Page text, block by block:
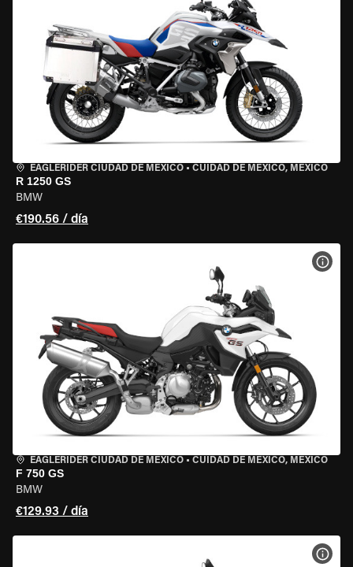
EAGLERIDER CIUDAD DE MÉXICO • CUIDAD DE MEXICO, MEXICO
R 1250 GS
BMW
€190.56 / día
EAGLERIDER CIUDAD DE MÉXICO • CUIDAD DE MEXICO, MEXICO
F 750 GS
BMW
€129.93 / día
VER
VER